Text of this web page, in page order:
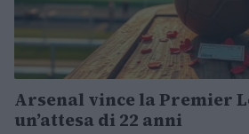
Arsenal vince la Premier
un’attesa di 22 anni